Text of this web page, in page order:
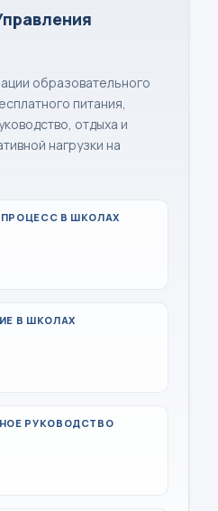
образовательного
питания,
отдыха и
нагрузки на
В ШКОЛАХ
В ШКОЛАХ
РУКОВОДСТВО